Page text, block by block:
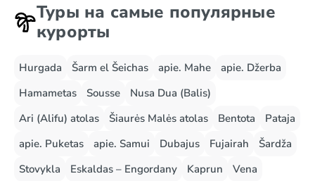
Туры на самые популярные
курорты
Hurgada Šarm el Šeichas apie. Mahe
apie. Džerba
Hamametas
Sousse
Nusa Dua (Balis)
Ari (Alifu) atolas
Šiaurės Malės atolas Bentota
Pataja
apie. Puketas
apie. Samui Dubajus Fujairah
Šardža
Stovykla
Eskaldas – Engordany Kaprun
Vena